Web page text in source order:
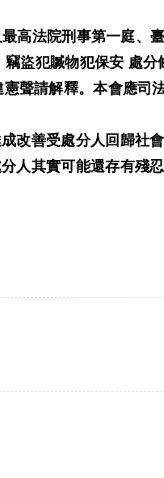
高法院刑事第一庭、
竊盜犯贓物犯保安 處分
聲請解釋。本會應司
改善受處分人回歸社
人其實可能還存有殘